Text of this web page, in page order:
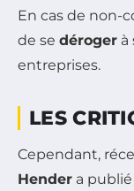
En cas de non-
de se déroger à
entreprises.
LES
Cependant,
Hender a